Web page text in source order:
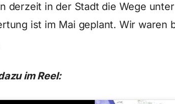
derzeit in der Stadt die Wege
ist im Mai geplant. Wir waren
im Reel: